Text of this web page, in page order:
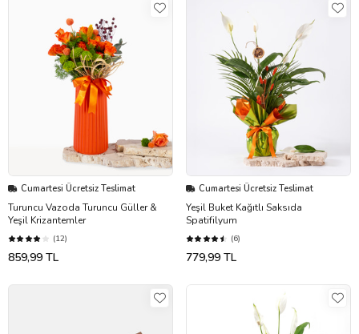
Cumartesi Ücretsiz Teslimat
Turuncu Vazoda Turuncu Güller &
Yeşil Krizantemler
(12)
859,99 TL
Cumartesi Ücretsiz Teslimat
Yeşil Buket Kağıtlı Saksıda
Spatifilyum
(6)
779,99 TL